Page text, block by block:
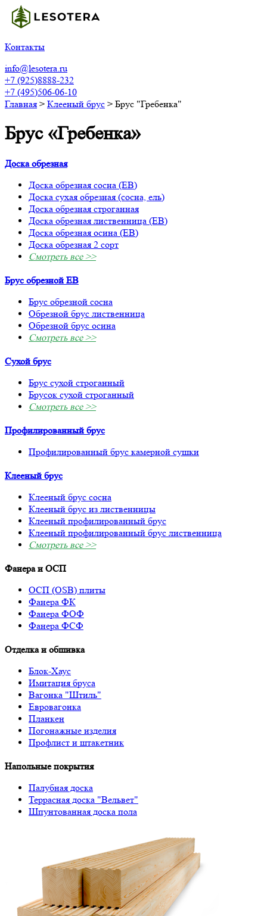
Контакты
info@lesotera.ru
+7 (925)8888-232
+7 (495)506-06-10
Главная > Клееный брус > Брус "Гребенка"
Брус «Гребенка»
Доска обрезная
Доска обрезная сосна (ЕВ)
Доска сухая обрезная (сосна, ель)
Доска обрезная строганная
Доска обрезная лиственница (ЕВ)
Доска обрезная осина (ЕВ)
Доска обрезная 2 сорт
Смотреть все >>
Брус обрезной ЕВ
Брус обрезной сосна
Обрезной брус лиственница
Обрезной брус осина
Смотреть все >>
Сухой брус
Брус сухой строганный
Брусок сухой строганный
Смотреть все >>
Профилированный брус
Профилированный брус камерной сушки
Клееный брус
Клееный брус сосна
Клееный брус из лиственницы
Клееный профилированный брус
Клееный профилированный брус лиственница
Смотреть все >>
Фанера и ОСП
ОСП (OSB) плиты
Фанера ФК
Фанера ФОФ
Фанера ФСФ
Отделка и обшивка
Блок-Хаус
Имитация бруса
Вагонка "Штиль"
Евровагонка
Планкен
Погонажные изделия
Профлист и штакетник
Напольные покрытия
Палубная доска
Террасная доска "Вельвет"
Шпунтованная доска пола